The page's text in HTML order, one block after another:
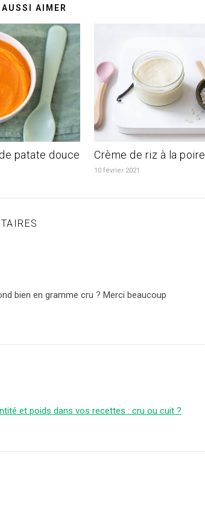
AIMER
patate douce Crème de riz à la poire
10 février 2021
bien en gramme cru ? Merci beaucoup
et poids dans vos recettes : cru ou cuit ?